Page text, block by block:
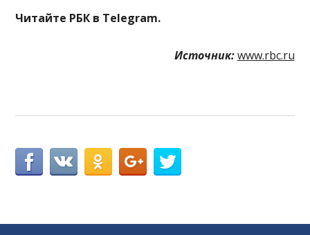
Читайте РБК в Telegram.
Источник: www.rbc.ru